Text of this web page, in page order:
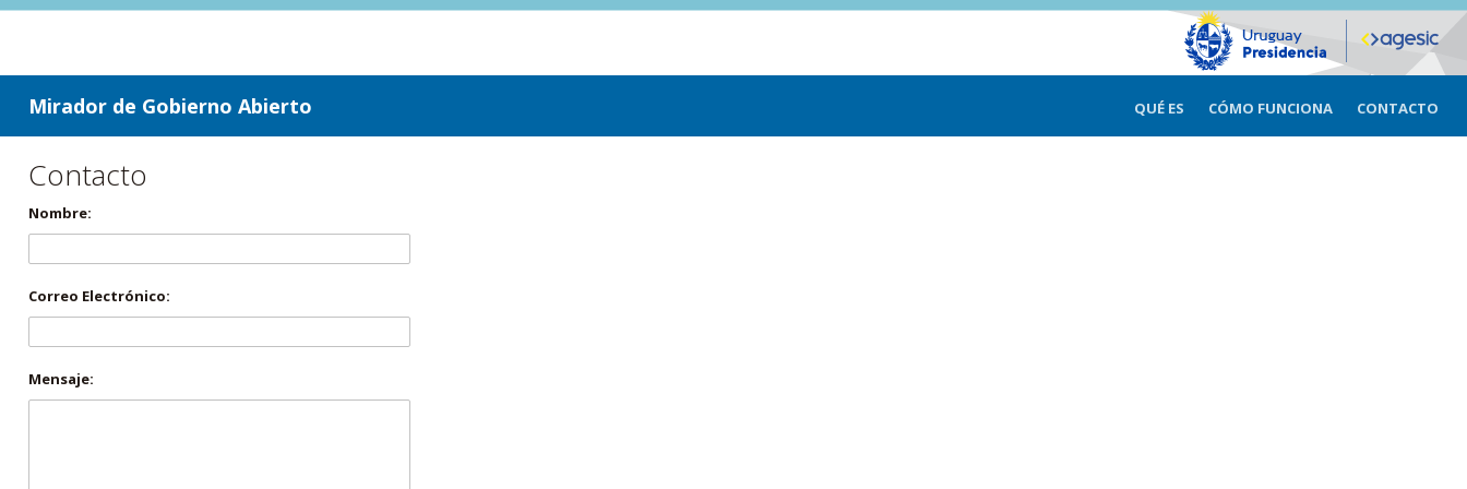
ir a contenido
ir al menú
Mirador de Gobierno Abierto QUÉ ES CÓMO FUNCIONA CONTACTO
Contacto
Nombre:
Correo Electrónico:
Mensaje: